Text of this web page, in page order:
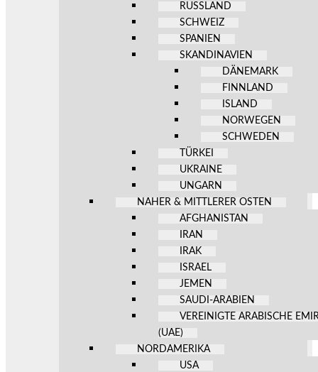
RUSSLAND
SCHWEIZ
SPANIEN
SKANDINAVIEN
DÄNEMARK
FINNLAND
ISLAND
NORWEGEN
SCHWEDEN
TÜRKEI
UKRAINE
UNGARN
NAHER & MITTLERER OSTEN
AFGHANISTAN
IRAN
IRAK
ISRAEL
JEMEN
SAUDI-ARABIEN
VEREINIGTE ARABISCHE
(UAE)
NORDAMERIKA
USA